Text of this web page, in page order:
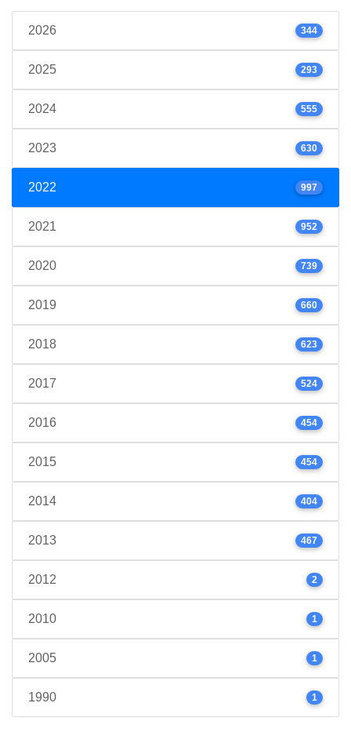
2026 344
2025 293
2024 555
2023 630
2022 997
2021 952
2020 739
2019 660
2018 623
2017 524
2016 454
2015 454
2014 404
2013 467
2012 2
2010 1
2005 1
1990 1